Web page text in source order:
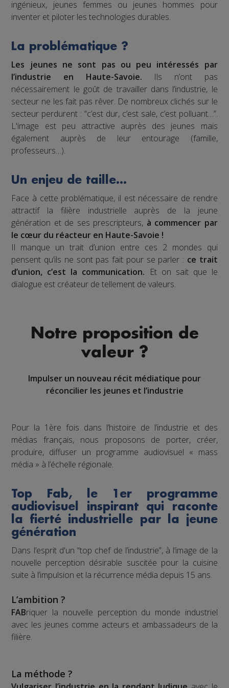
ingénieux, jeunes femmes ou jeunes hommes pour
inventer et piloter les technologies durables.
La problématique ?
Les jeunes ne sont pas ou peu intéressés par
l’industrie en Haute-Savoie. Ils n’ont pas
nécessairement le goût de travailler dans l’industrie, le
secteur ne les fait pas rêver. De nombreux clichés sur le
secteur perdurent : “c’est dur, c’est sale, c’est polluant…”.
L'image est peu attractive auprès des jeunes mais
également auprès de leur entourage (famille,
professeurs…).
Un enjeu de taille…
Face à cette problématique, il est nécessaire de rendre
attractif la filière industrielle auprès de la jeune
génération et de ses prescripteurs, à commencer par
le cœur du réacteur en Haute-Savoie !
Il manque un trait d’union entre ces 2 mondes qui
pensent qu’ils ne sont pas fait pour se parler : ce trait
d’union, c’est la communication. Et on sait que le
dialogue est créateur de tellement de valeurs.
Notre proposition de
valeur ?
Impulser un nouveau récit médiatique pour
réconcilier les jeunes et l’industrie
Pour la 1ère fois dans l’histoire de l’industrie et des
médias français, nous proposons de porter, créer,
produire, diffuser un programme audiovisuel « mass
média » à l’échelle régionale.
Top Fab, le 1er programme
audiovisuel inspirant qui raconte
la fierté industrielle par la jeune
génération
Dans l’esprit d'un “top chef de l’industrie”, à l’image de la
nouvelle perception désirable suscitée pour la cuisine
suite à l’impulsion et la récurrence média depuis 15 ans.
L’ambition ?
FABriquer la nouvelle perception du monde industriel
avec les jeunes comme acteurs et ambassadeurs de la
filière.
La méthode ?